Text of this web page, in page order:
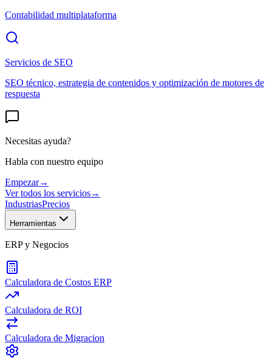
Contabilidad multiplataforma
Servicios de SEO
SEO técnico, estrategia de contenidos y optimización de motores de
respuesta
Necesitas ayuda?
Habla con nuestro equipo
Empezar→
Ver todos los servicios→
IndustriasPrecios
Herramientas
ERP y Negocios
Calculadora de Costos ERP
Calculadora de ROI
Calculadora de Migracion